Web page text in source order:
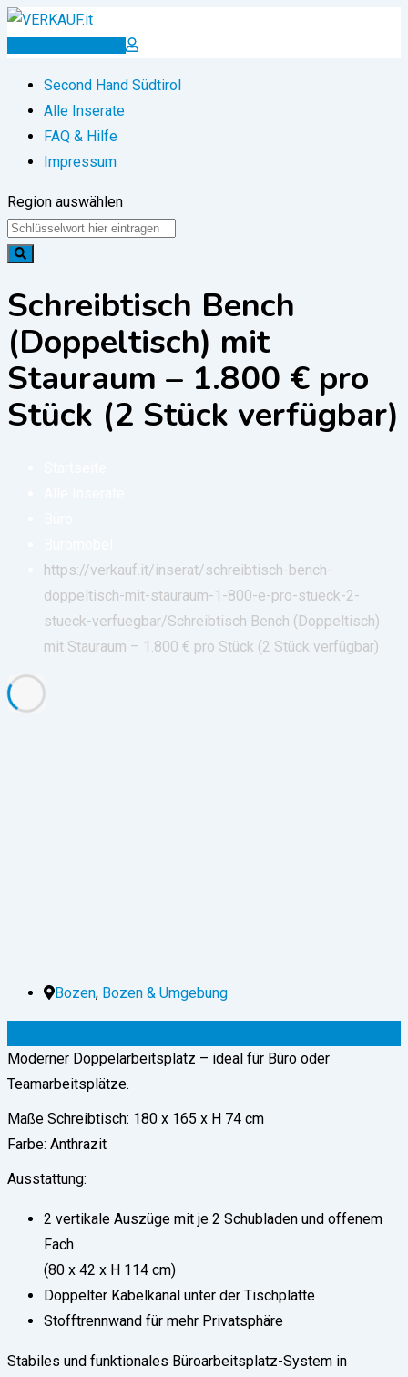
Zum
Inserat erstellen
Second Hand Südtirol
Alle Inserate
FAQ & Hilfe
Impressum
Region auswählen
Schreibtisch Bench
(Doppeltisch) mit
Stauraum – 1.800 € pro
Stück (2 Stück verfügbar)
https://verkauf.it/inserat/schreibtisch-bench-
doppeltisch-mit-stauraum-1-800-e-pro-stueck-2-
stueck-verfuegbar/Schreibtisch Bench (Doppeltisch)
mit Stauraum – 1.800 € pro Stück (2 Stück verfügbar)
Bozen, Bozen & Umgebung
Moderner Doppelarbeitsplatz – ideal für Büro oder
Teamarbeitsplätze.
Maße Schreibtisch: 180 x 165 x H 74 cm
Farbe: Anthrazit
Ausstattung:
2 vertikale Auszüge mit je 2 Schubladen und offenem
Fach
(80 x 42 x H 114 cm)
Doppelter Kabelkanal unter der Tischplatte
Stofftrennwand für mehr Privatsphäre
Stabiles und funktionales Büroarbeitsplatz-System in